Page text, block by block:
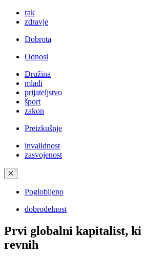
rak
zdravje
Dobrota
Odnosi
Družina
mladi
prijateljstvo
šport
zakon
Preizkušnje
invalidnost
zasvojenost
✕
Poglobljeno
dobrodelnost
Prvi globalni kapitalist, ki
revnih